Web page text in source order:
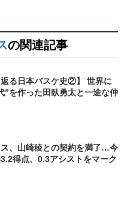
の関連記事
返る日本バスケ史②】 世界に
”を作った田臥勇太と一途な仲
、山崎稜との契約を満了…今
得点、0.3アシストをマーク